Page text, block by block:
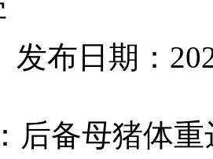
发布日期：
后备母猪体